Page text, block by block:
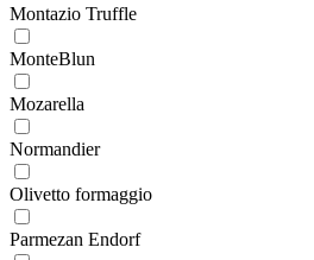
Montazio Truffle
MonteBlun
Mozarella
Normandier
Olivetto formaggio
Parmezan Endorf